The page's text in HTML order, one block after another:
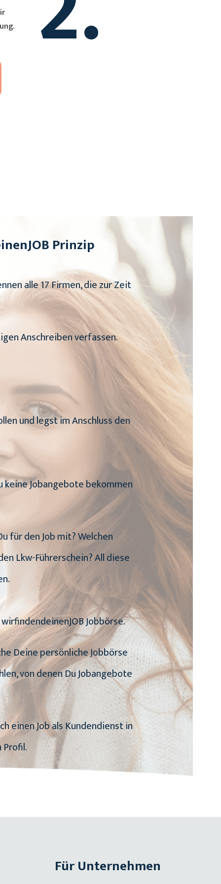
Prinzip
alle 17 Firmen, die zur Zeit
Anschreiben verfassen.
und legst im Anschluss den
keine Jobangebote bekommen
für den Job mit? Welchen
Lkw-Führerschein? All diese
Jobbörse.
Deine persönliche Jobbörse
von denen Du Jobangebote
einen Job als Kundendienst in
Für Unternehmen